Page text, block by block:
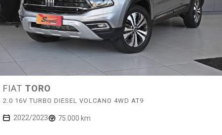
FIAT TORO
2.0 16V TURBO DIESEL VOLCANO 4WD AT9
2022/2023 75.000 km